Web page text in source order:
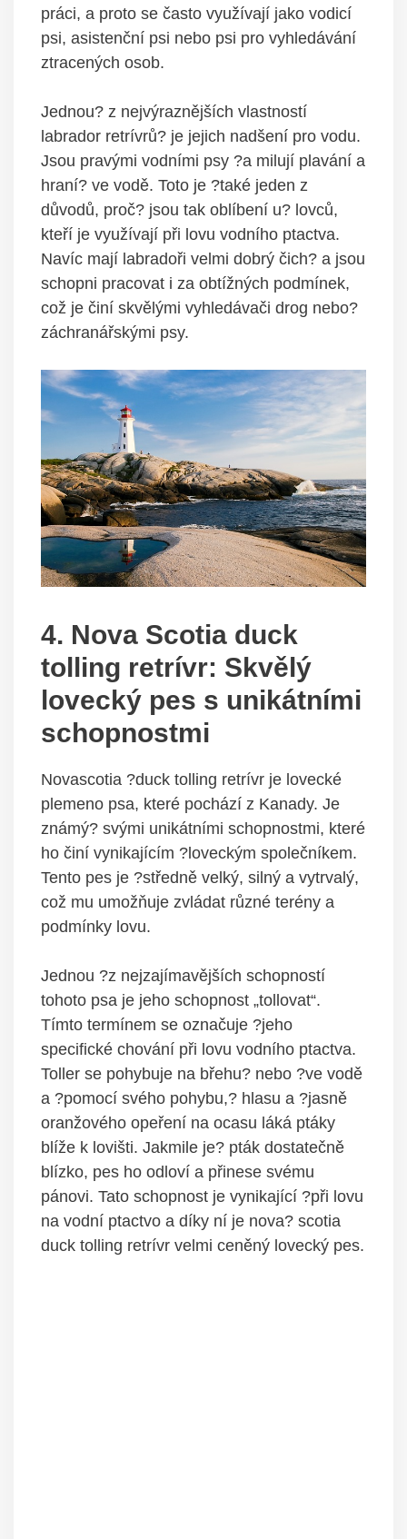
práci, a proto se často využívají jako vodicí
psi, asistenční psi nebo psi pro vyhledávání
ztracených osob.
Jednou? z nejvýraznějších vlastností
labrador retrívrů? je jejich nadšení pro vodu.
Jsou pravými vodními psy ?a milují plavání a
hraní? ve vodě. Toto je ?také jeden z
důvodů, proč? jsou tak oblíbení u? lovců,
kteří je využívají při lovu vodního ptactva.
Navíc mají labradoři velmi dobrý čich? a jsou
schopni pracovat i za obtížných podmínek,
což je činí skvělými vyhledávači drog nebo?
záchranářskými psy.
4. Nova Scotia duck
tolling retrívr: Skvělý
lovecký pes s unikátními
schopnostmi
Novascotia ?duck tolling retrívr je lovecké
plemeno psa, které pochází z Kanady. Je
známý? svými unikátními schopnostmi, které
ho činí vynikajícím ?loveckým společníkem.
Tento pes je ?středně velký, silný a vytrvalý,
což mu umožňuje zvládat různé terény a
podmínky lovu.
Jednou ?z nejzajímavějších schopností
tohoto psa je jeho schopnost „tollovat“.
Tímto termínem se označuje ?jeho
specifické chování při lovu vodního ptactva.
Toller se pohybuje na břehu? nebo ?ve vodě
a ?pomocí svého pohybu,? hlasu a ?jasně
oranžového opeření na ocasu láká ptáky
blíže k lovišti. Jakmile je? pták dostatečně
blízko, pes ho odloví a přinese svému
pánovi. Tato schopnost je vynikající ?při lovu
na vodní ptactvo a díky ní je nova? scotia
duck tolling retrívr velmi ceněný lovecký pes.